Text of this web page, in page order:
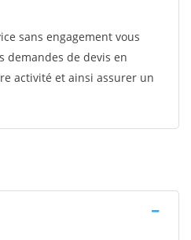
sans engagement vous
demandes de devis en
activité et ainsi assurer un